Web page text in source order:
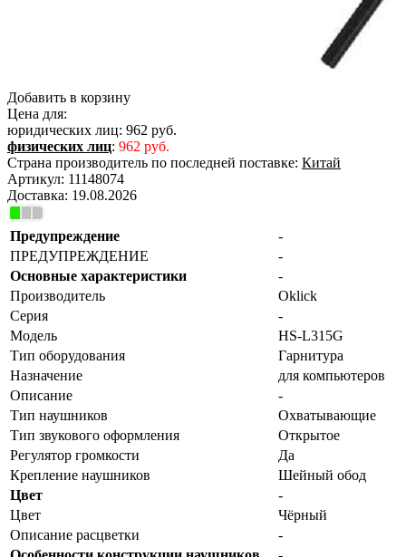
Добавить в корзину
Цена для:
юридических лиц: 962 руб.
физических лиц: 962 руб.
Страна производитель по последней поставке: Китай
Артикул: 11148074
Доставка: 19.08.2026
Предупреждение
-
ПРЕДУПРЕЖДЕНИЕ
-
Основные характеристики
-
Производитель
Oklick
Серия
-
Модель
HS-L315G
Тип оборудования
Гарнитура
Назначение
для компьютеров
Описание
-
Тип наушников
Охватывающие
Тип звукового оформления
Открытое
Регулятор громкости
Да
Крепление наушников
Шейный обод
Цвет
-
Цвет
Чёрный
Описание расцветки
-